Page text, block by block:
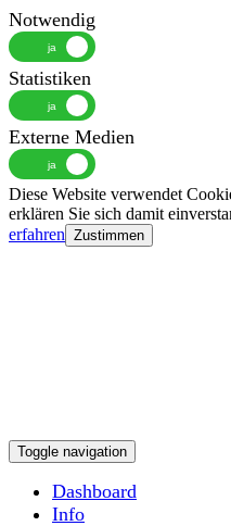
Notwendig
Statistiken
Externe Medien
Diese Website verwendet
erklären Sie sich damit
erfahren Zustimmen
Toggle navigation
Dashboard
Info